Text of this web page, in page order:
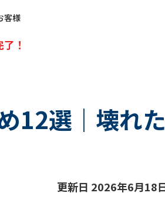
客様
！
12選｜壊れた
更新日 2026年6月18